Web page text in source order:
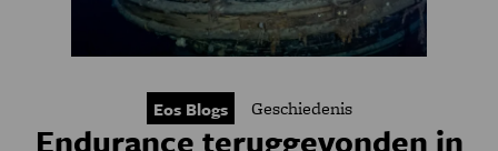
Eos Blogs Geschiedenis
Endurance teruggevonden in